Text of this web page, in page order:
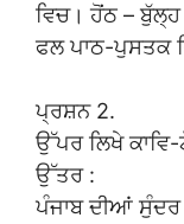
ਵਿਚ। ਹੋਂਠ –
ਫਲ ਪਾਠ-ਪੁਸਤਕ
ਪ੍ਰਸ਼ਨ 2.
ਉੱਪਰ ਲਿਖੇ
ਉੱਤਰ :
ਪੰਜਾਬ ਦੀਆਂ